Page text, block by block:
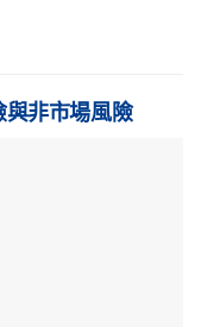
非市場風險